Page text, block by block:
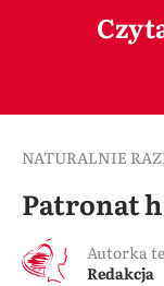
NATURALNIE
Patronat
Autorka
Redakcja